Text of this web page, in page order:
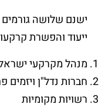
ישנם שלושה
ייעוד והפשרת
מנהל מקרקעי
חברות נדל"ן ויזמים
רשויות מקומיות